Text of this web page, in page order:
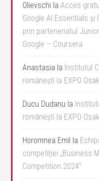
Olievschi laAcces
Google AI Essentials și
prin parteneriatul
Google – Coursera
Anastasia la Institutul
românești la EXPO
Ducu Dudanu la
românești la EXPO
Horomnea Emil la
competiției „Business
Competition 2024”